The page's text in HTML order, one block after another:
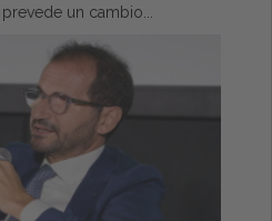
un cambio...